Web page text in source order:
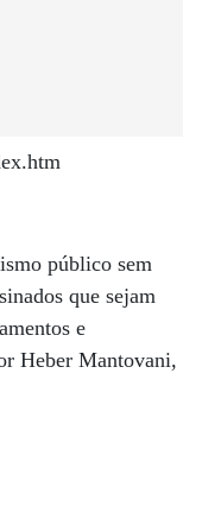
público sem
que sejam
e
Heber Mantovani,